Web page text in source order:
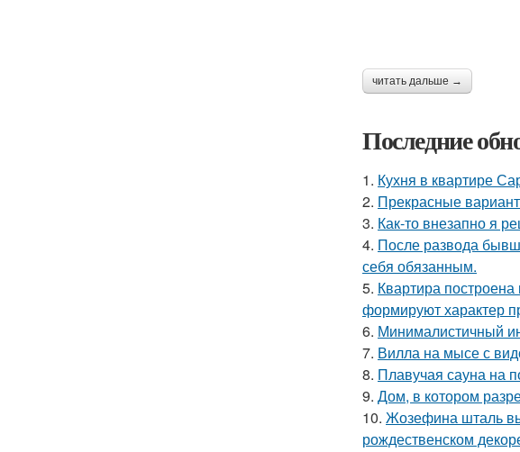
читать дальше →
Последние
1. Кухня в квартире
2. Прекрасные
3. Как-то внезапно я
4. После развода
себя обязанным.
5. Квартира
формируют характер
6. Минималистичный
7. Вилла на мысе с
8. Плавучая сауна на
9. Дом, в котором
10. Жозефина шталь
рождественском